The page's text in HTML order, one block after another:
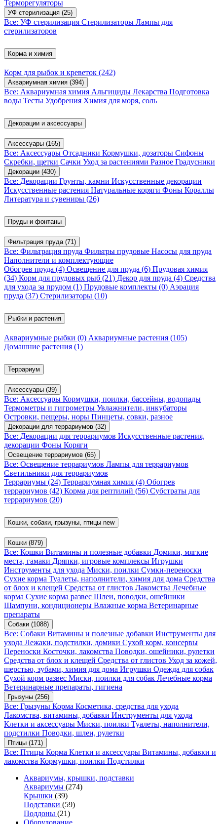
Терморегуляторы
УФ стерилизация (25)
Все: УФ стерилизация Стерилизаторы Лампы для
стерилизаторов
Корма и химия
Корм для рыбок и креветок (242)
Аквариумная химия (394)
Все: Аквариумная химия Альгициды Лекарства Подготовка
воды Тесты Удобрения Химия для моря, соль
Декорации и аксессуары
Аксессуары (165)
Все: Аксессуары Отсадники Кормушки, дозаторы Сифоны
Скребки, щетки Сачки Уход за растениями Разное Градусники
Декорации (430)
Все: Декорации Грунты, камни Искусственные декорации
Искусственные растения Натуральные коряги Фоны Кораллы
Литература и сувениры (26)
Пруды и фонтаны
Фильтрация пруда (71)
Все: Фильтрация пруда Фильтры прудовые Насосы для пруда
Наполнители и комплектующие
Обогрев пруда (4) Освещение для пруда (6) Прудовая химия
(34) Корм для прудовых рыб (21) Декор для пруда (4) Средства
для ухода за прудом (1) Прудовые комплекты (0) Аэрация
пруда (37) Стерилизаторы (10)
Рыбки и растения
Аквариумные рыбки (0) Аквариумные растения (105)
Домашние растения (1)
Террариум
Аксессуары (39)
Все: Аксессуары Кормушки, поилки, бассейны, водопады
Термометры и гигрометры Увлажнители, инкубаторы
Островки, пещеры, норы Пинцеты, совки, разное
Декорации для террариумов (32)
Все: Декорации для террариумов Искусственные растения,
декорации Фоны Коряги
Освещение террариумов (65)
Все: Освещение террариумов Лампы для террариумов
Светильники для террариумов
Террариумы (24) Террариумная химия (4) Обогрев
террариумов (42) Корма для рептилий (56) Субстраты для
террариумов (20)
Кошки, собаки, грызуны, птицы new
Кошки (879)
Все: Кошки Витамины и полезные добавки Домики, мягкие
места, гамаки Дряпки, игровые комплексы Игрушки
Инструменты для ухода Миски, поилки Сумки-переноски
Сухие корма Туалеты, наполнители, химия для дома Средства
от блох и клещей Средства от глистов Лакомства Лечебные
корма Сухие корма развес Шлеи, поводки, ошейники
Шампуни, кондиционеры Влажные корма Ветеринарные
препараты
Собаки (1088)
Все: Собаки Витамины и полезные добавки Инструменты для
ухода Лежаки, подстилки, домики Сухой корм, консервы
Переноски Косточки, лакомства Поводки, ошейники, рулетки
Средства от блох и клещей Средства от глистов Уход за кожей,
шерстью, зубами, химия для дома Игрушки Одежда для собак
Сухой корм развес Миски, поилки для собак Лечебные корма
Ветеринарные препараты, гигиена
Грызуны (256)
Все: Грызуны Корма Косметика, средства для ухода
Лакомства, витамины, добавки Инструменты для ухода
Клетки и аксессуары Миски, поилки Туалеты, наполнители,
подстилки Поводки, шлеи, рулетки
Птицы (171)
Все: Птицы Корма Клетки и аксессуары Витамины, добавки и
лакомства Кормушки, поилки Подстилки
Аквариумы, крышки, подставки
Аквариумы (274)
Крышки (39)
Подставки (59)
Поддоны (21)
Оборудование